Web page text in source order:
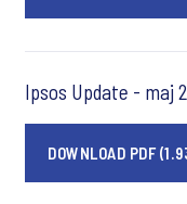
Ipsos Update - maj
DOWNLOAD PDF